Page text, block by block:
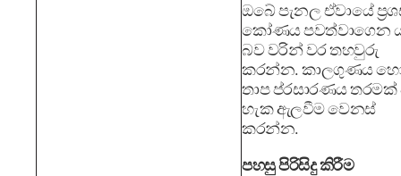
ඔබේ පැනල ඒවායේ
කෝණය පවත්වාගෙන
බව වරින් වර තහවුරු
කරන්න. කාලගුණය
තාප ප්රසාරණය තරමක්
හැක ඇලවීම වෙනස්
කරන්න.
පහසු පිරිසිදු කිරීම